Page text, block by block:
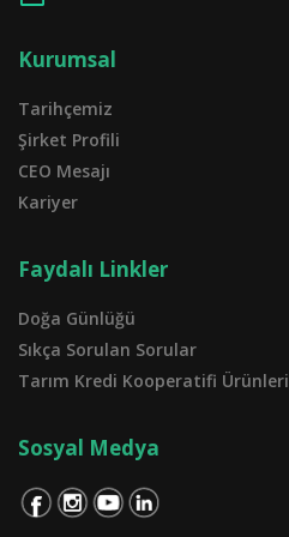
Kurumsal
Tarihçemiz
Şirket Profili
CEO Mesajı
Kariyer
Faydalı Linkler
Doğa Günlüğü
Sıkça Sorulan Sorular
Tarım Kredi Kooperatifi Ürünleri
Sosyal Medya